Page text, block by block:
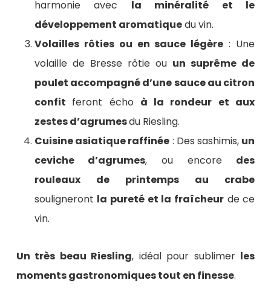
harmonie avec la minéralité et le
développement aromatiquedu vin.
Volailles rôties ou en sauce légère : Une
volaille de Bresse rôtie ou un suprême de
poulet accompagné d’une sauce au citron
confit feront écho à la rondeur et aux
zestes d’agrumesdu Riesling.
Cuisine asiatique raffinée : Des sashimis, un
ceviche d’agrumes, ou encore des
rouleaux de printemps au crabe
souligneront la pureté et la fraîcheurde ce
vin.
Un très beau Riesling, idéal pour sublimer les
moments gastronomiques tout en finesse.